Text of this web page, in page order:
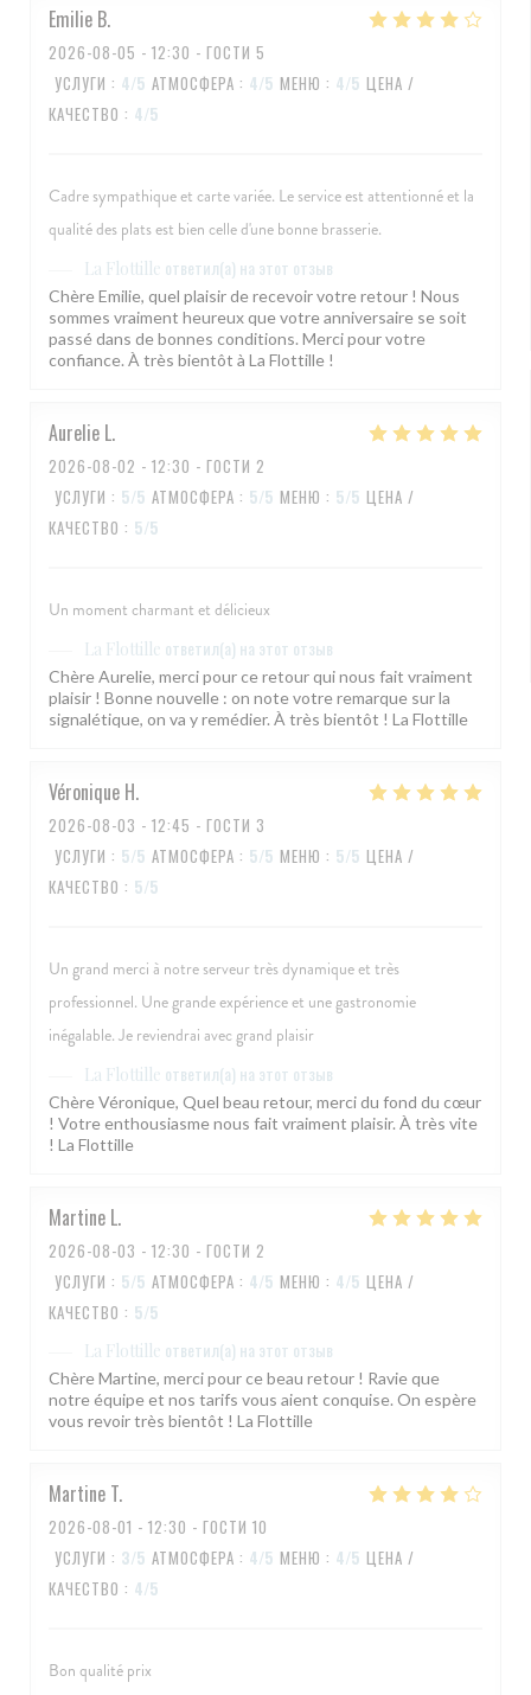
Emilie B
2026-08-05 - 12:30 - ГОСТИ 5
УСЛУГИ : 4/5 АТМОСФЕРА : 4/5 МЕНЮ : 4/5 ЦЕНА /
КАЧЕСТВО : 4/5
Cadre sympathique et carte variée. Le service est attentionné et la
qualité des plats est bien celle d'une bonne brasserie.
La Flottille ответил(а) на этот отзыв
Chère Emilie, quel plaisir de recevoir votre retour ! Nous
sommes vraiment heureux que votre anniversaire se soit
passé dans de bonnes conditions. Merci pour votre
confiance. À très bientôt à La Flottille !
Aurelie L
2026-08-02 - 12:30 - ГОСТИ 2
УСЛУГИ : 5/5 АТМОСФЕРА : 5/5 МЕНЮ : 5/5 ЦЕНА /
КАЧЕСТВО : 5/5
Un moment charmant et délicieux
La Flottille ответил(а) на этот отзыв
Chère Aurelie, merci pour ce retour qui nous fait vraiment
plaisir ! Bonne nouvelle : on note votre remarque sur la
signalétique, on va y remédier. À très bientôt ! La Flottille
Véronique H
2026-08-03 - 12:45 - ГОСТИ 3
УСЛУГИ : 5/5 АТМОСФЕРА : 5/5 МЕНЮ : 5/5 ЦЕНА /
КАЧЕСТВО : 5/5
Un grand merci à notre serveur très dynamique et très
professionnel. Une grande expérience et une gastronomie
inégalable. Je reviendrai avec grand plaisir
La Flottille ответил(а) на этот отзыв
Chère Véronique, Quel beau retour, merci du fond du cœur
! Votre enthousiasme nous fait vraiment plaisir. À très vite
! La Flottille
Martine L
2026-08-03 - 12:30 - ГОСТИ 2
УСЛУГИ : 5/5 АТМОСФЕРА : 4/5 МЕНЮ : 4/5 ЦЕНА /
КАЧЕСТВО : 5/5
La Flottille ответил(а) на этот отзыв
Chère Martine, merci pour ce beau retour ! Ravie que
notre équipe et nos tarifs vous aient conquise. On espère
vous revoir très bientôt ! La Flottille
Martine T
2026-08-01 - 12:30 - ГОСТИ 10
УСЛУГИ : 3/5 АТМОСФЕРА : 4/5 МЕНЮ : 4/5 ЦЕНА /
КАЧЕСТВО : 4/5
Bon qualité prix